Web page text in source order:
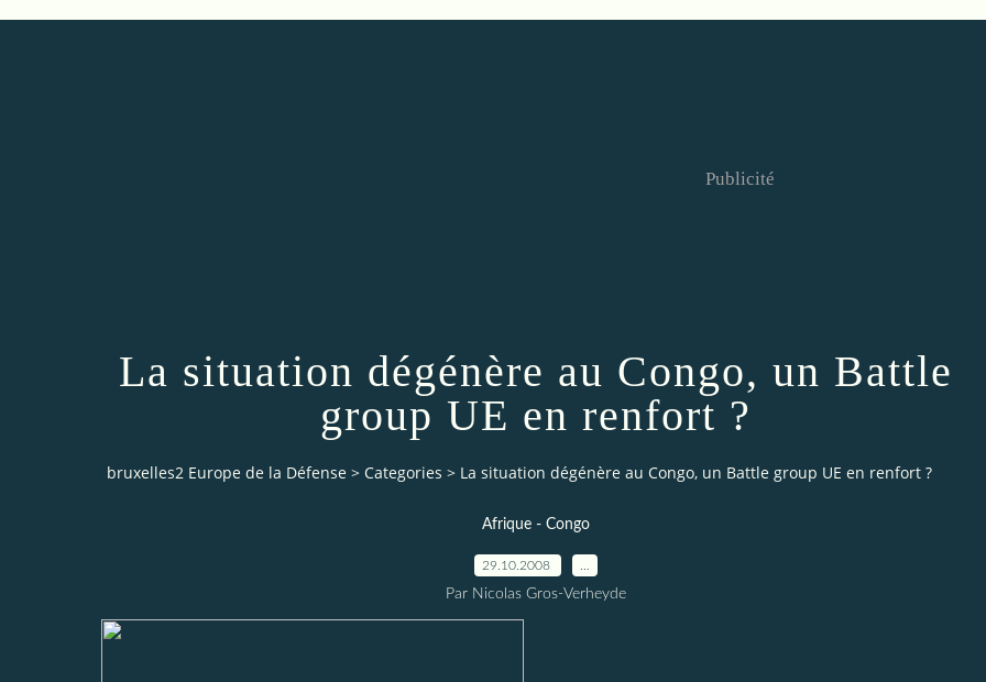
Publicité
La situation dégénère au Congo, un Battle
group UE en renfort ?
bruxelles2 Europe de la Défense > Categories > La situation dégénère au Congo, un Battle group UE en renfort ?
Afrique - Congo
29.10.2008
Par Nicolas Gros-Verheyde